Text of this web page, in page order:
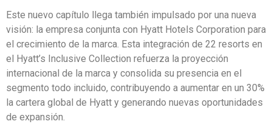
Este nuevo capítulo llega también impulsado por una nueva
visión: la empresa conjunta con Hyatt Hotels Corporation para
el crecimiento de la marca. Esta integración de 22 resorts en
el Hyatt’s Inclusive Collection refuerza la proyección
internacional de la marca y consolida su presencia en el
segmento todo incluido, contribuyendo a aumentar en un 30%
la cartera global de Hyatt y generando nuevas oportunidades
de expansión.